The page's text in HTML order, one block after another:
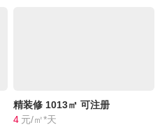
精装修 1013㎡ 可注册
4 元/㎡*天